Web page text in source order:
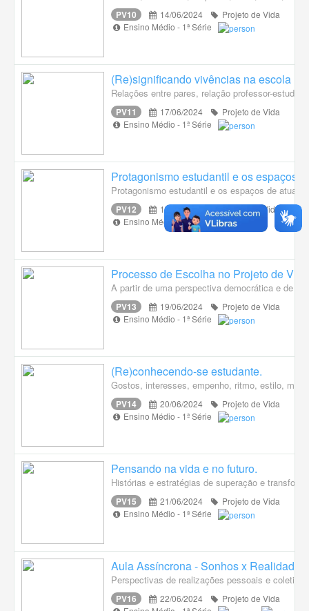
PV10 14/06/2024
Projeto de Vida
Ensino Médio - 1ª Série
(Re)significando vivências na escola
Relações entre pares, relação professor-
PV11 17/06/2024
Projeto de Vida
Ensino Médio - 1ª Série
Protagonismo estudantil e os espaços
Protagonismo estudantil e os espaços de
PV12 18/06/2024
Projeto de Vida
Ensino Médio - 1ª Série
Processo de Escolha no Projeto de Vida
A partir de uma perspectiva democrática e de
PV13 19/06/2024
Projeto de Vida
Ensino Médio - 1ª Série
(Re)conhecendo-se estudante.
Gostos, interesses, empenho, ritmo, estilo,
PV14 20/06/2024
Projeto de Vida
Ensino Médio - 1ª Série
Pensando na vida e no futuro.
Histórias e estratégias de superação e
PV15 21/06/2024
Projeto de Vida
Ensino Médio - 1ª Série
Aula Assíncrona - Sonhos x Realidade
Perspectivas de realizações pessoais e
PV16 22/06/2024
Projeto de Vida